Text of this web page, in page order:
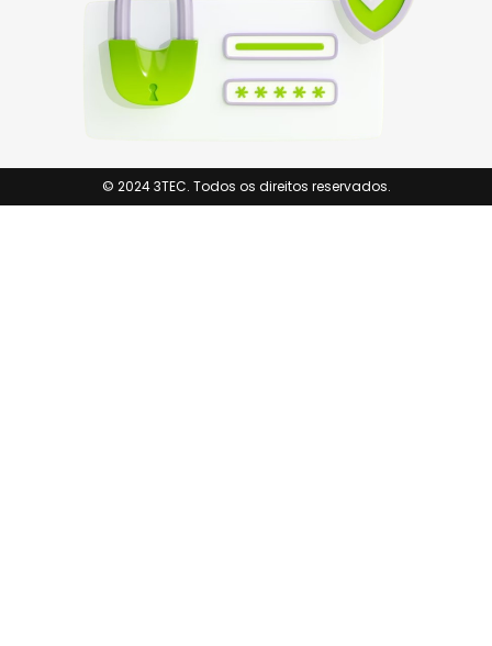
© 2024 3TEC. Todos os direitos reservados.